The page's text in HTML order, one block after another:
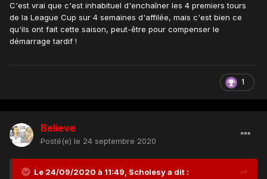
C'est vrai que c'est inhabituel d'enchaîner les 4 premiers tours
de la League Cup sur 4 semaines d'affilée, mais c'est bien ce
qu'ils ont fait cette saison, peut-être pour compenser le
démarrage tardif !
1
Believe
Posté(e) le 24 septembre 2020
Le 24/09/2020 à 11:49, Scholesya dit :